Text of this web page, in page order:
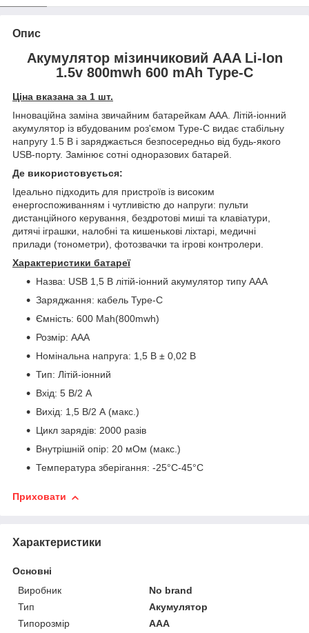
Опис
Акумулятор мізинчиковий AAA Li-Ion
1.5v 800mwh 600 mAh Тype-C
Ціна вказана за 1 шт.
Інноваційна заміна звичайним батарейкам ААА. Літій-іонний
акумулятор із вбудованим роз'ємом Type-C видає стабільну
напругу 1.5 В і заряджається безпосередньо від будь-якого
USB-порту. Замінює сотні одноразових батарей.
Де використовується:
Ідеально підходить для пристроїв із високим
енергоспоживанням і чутливістю до напруги: пульти
дистанційного керування, бездротові миші та клавіатури,
дитячі іграшки, налобні та кишенькові ліхтарі, медичні
прилади (тонометри), фотозвачки та ігрові контролери.
Характеристики батареї
Назва: USB 1,5 В літій-іонний акумулятор типу ААA
Заряджання: кабель Type-C
Ємність: 600 Mah(800mwh)
Розмір: ААA
Номінальна напруга: 1,5 В ± 0,02 В
Тип: Літій-іонний
Вхід: 5 В/2 А
Вихід: 1,5 В/2 А (макс.)
Цикл зарядів: 2000 разів
Внутрішній опір: 20 мОм (макс.)
Температура зберігання: -25°C-45°C
Приховати
Характеристики
Основні
Виробник
No brand
Тип
Акумулятор
Типорозмір
AAA